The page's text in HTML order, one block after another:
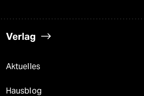
Verlag
Aktuelles
Hausblog